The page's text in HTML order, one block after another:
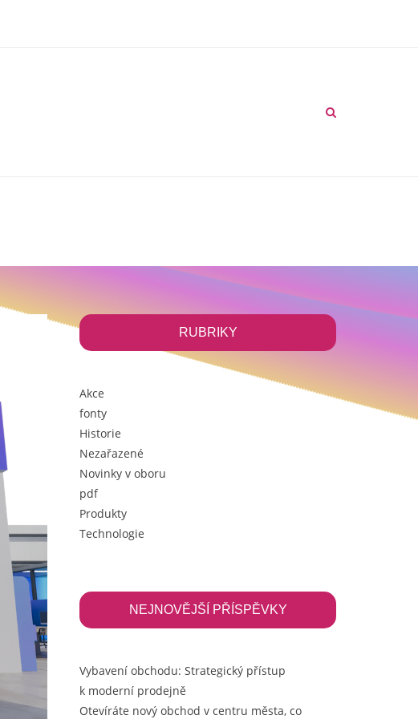
RUBRIKY
Akce
fonty
Historie
Nezařazené
Novinky v oboru
pdf
Produkty
Technologie
NEJNOVĚJŠÍ PŘÍSPĚVKY
Vybavení obchodu: Strategický přístup
k moderní prodejně
Otevíráte nový obchod v centru města, co